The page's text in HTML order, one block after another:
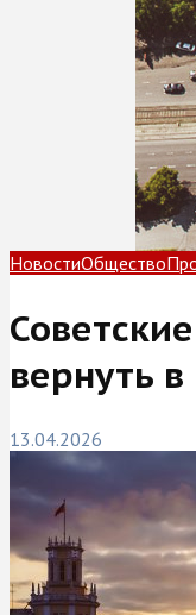
НовостиОбщество
вернуть
13.04.2026